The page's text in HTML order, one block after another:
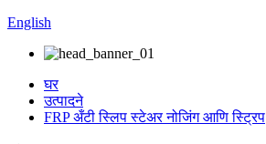
English
घर
उत्पादने
FRP अँटी स्लिप स्टेअर नोजिंग आणि स्ट्रिप